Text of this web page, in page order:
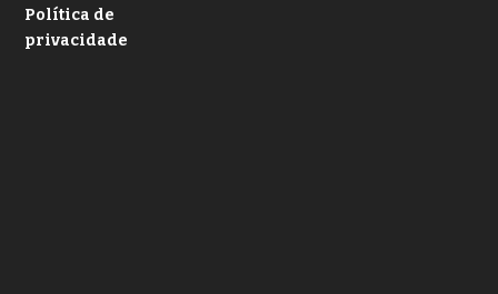
Política de
privacidade